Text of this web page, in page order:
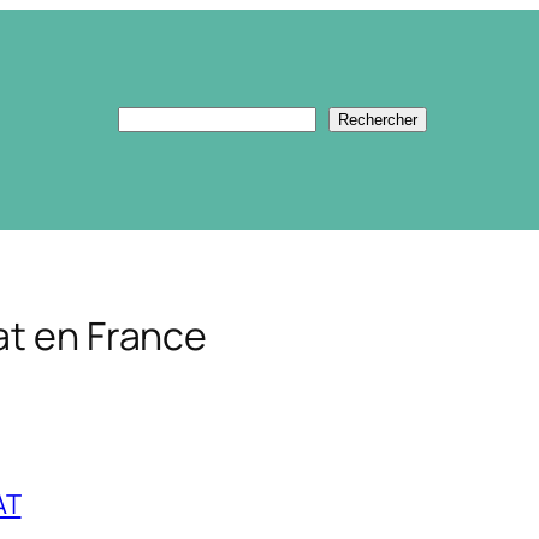
Rechercher Rechercher
en France